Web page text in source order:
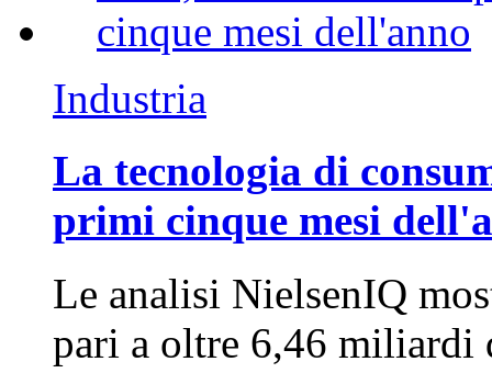
Industria
La tecnologia di
primi cinque mesi
Le analisi NielsenIQ
pari a oltre 6,46